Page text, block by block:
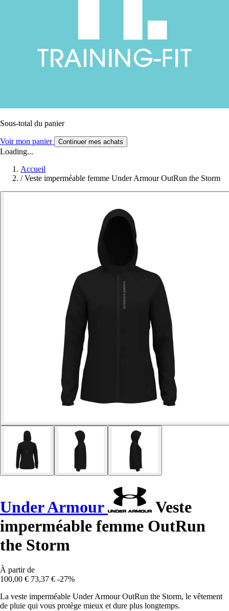
Sous-total du panier
Voir mon panier Continuer mes achats
Loading...
Accueil
/ Veste imperméable femme Under Armour OutRun the Storm
Under Armour
Veste
imperméable femme OutRun
the Storm
À partir de
100,00 € 73,37 € -27%
La veste imperméable Under Armour OutRun the Storm, le vêtement
de pluie qui vous protège mieux et dure plus longtemps.